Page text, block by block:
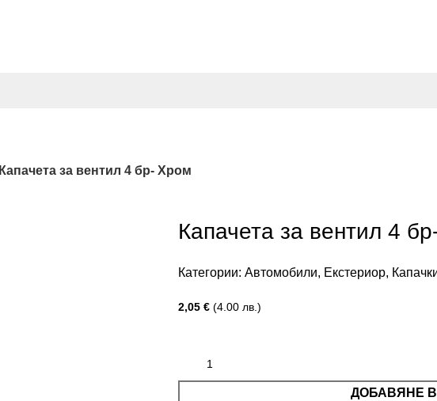
Капачета за вентил 4 бр- Хром
Капачета за вентил 4
Категории: Автомобили, Екстериор,
2,05 € (4.00 лв.)
ДОБАВЯНЕ